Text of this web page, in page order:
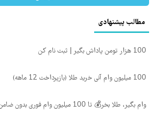
مطالب پیشنهادی
100 هزار تومن پاداش بگیر | ثبت نام کن
100 میلیون وام آنی خرید طلا (بازپرداخت 12 ماهه)
وام بگیر، طلا بخر💰 تا 100 میلیون وام فوری بدون ضامن